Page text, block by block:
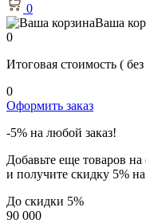
0
Ваша
0
Итоговая стоимость (
0
Оформить заказ
-5% на любой заказ!
Добавьте еще товаров
и получите скидку 5%
До скидки 5%
90 000